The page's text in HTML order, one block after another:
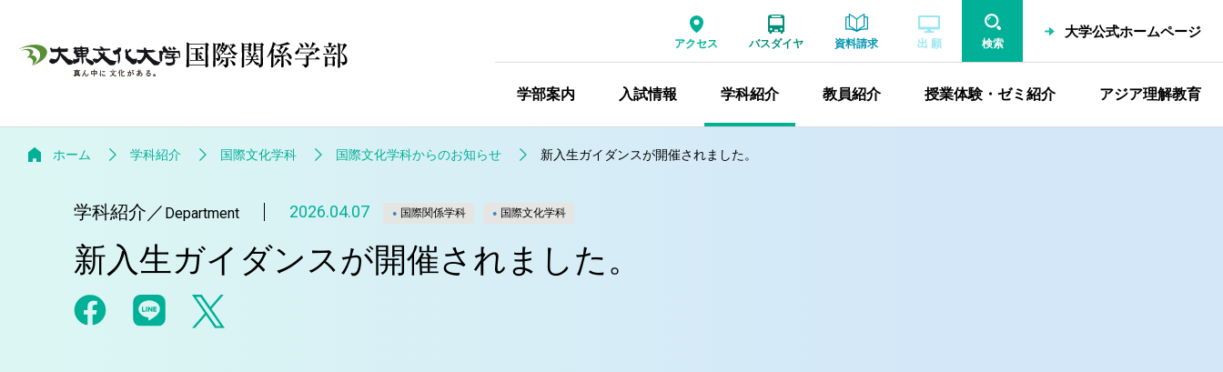
アクセス バスダイヤ 資料請求 出 願 検索
大学公式ホームページ
学部案内 入試情報 学科紹介 教員紹介 授業体験・ゼミ紹介 アジア理解教育
ホーム 学科紹介 国際文化学科 国際文化学科からのお知らせ 新入生ガイダンスが開催されました。
学科紹介 ／ Department 2026.04.07 国際関係学科 国際文化学科
新入生ガイダンスが開催されました。